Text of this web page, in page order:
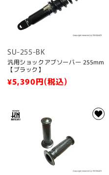
SU-255-BK
汎用ショックアブソーバー 255mm
【ブラック】
通
格
¥5,390円(税込)